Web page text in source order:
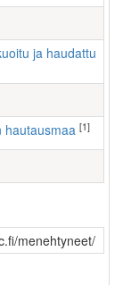
ja haudattu
hautausmaa [1]
menehtyneet/